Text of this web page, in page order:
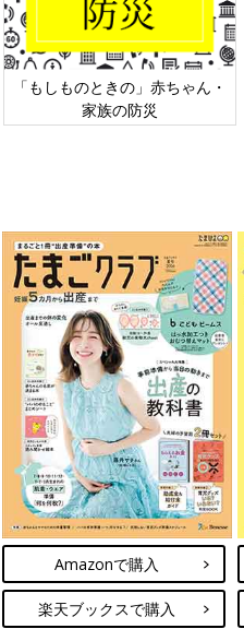
レッ
六星占術 細木かおりさん
相談
Amazonで購入
楽天ブックスで購入